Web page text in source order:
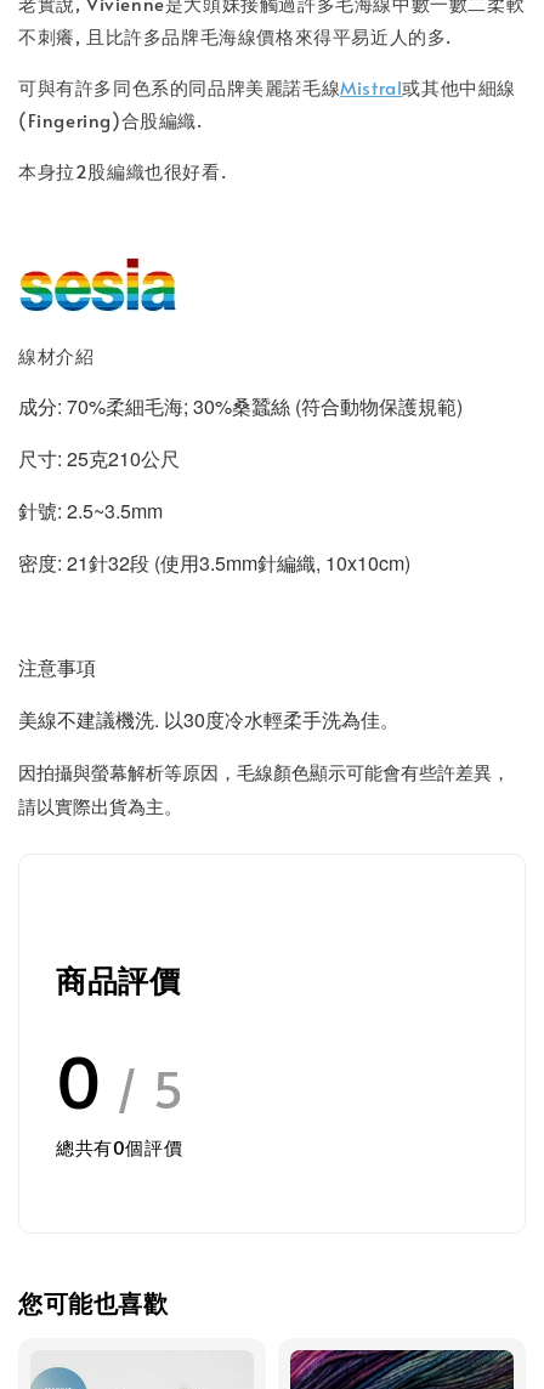
不刺癢, 且比許多品牌毛海線價格來得平易近人的多.
可與有許多同色系的同品牌美麗諾毛線Mistral或其他中細線
(Fingering)合股編織.
本身拉2股編織也很好看.
線材介紹
成分: 70%柔細毛海; 30%桑蠶絲 (符合動物保護規範)
尺寸: 25克210公尺
針號: 2.5~3.5mm
密度: 21針32段 (使用3.5mm針編織, 10x10cm)
注意事項
美線不建議機洗. 以30度冷水輕柔手洗為佳。
因拍攝與螢幕解析等原因，毛線顏色顯示可能會有些許差異，
請以實際出貨為主。
商品評價
0 / 5
總共有0個評價
您可能也喜歡